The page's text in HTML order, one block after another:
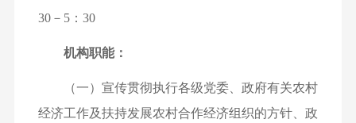
30－5：30
机构职能：
（一）宣传贯彻执行各级党委、政府有关农村
经济工作及扶持发展农村合作经济组织的方针、政